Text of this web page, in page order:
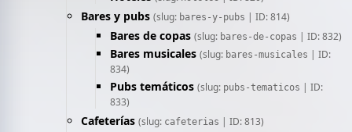
Bares y pubs (slug: bares-y-pubs | ID: 814)
Bares de copas (slug: bares-de-copas | ID: 832)
Bares musicales (slug: bares-musicales | ID:
834)
Pubs temáticos (slug: pubs-tematicos | ID:
833)
Cafeterías (slug: cafeterias | ID: 813)